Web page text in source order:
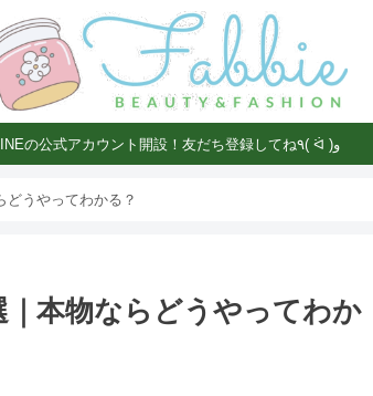
LINEの公式アカウント開設！友だち登録してね٩( ᐛ )و
どうやってわかる？
本物ならどうやってわか